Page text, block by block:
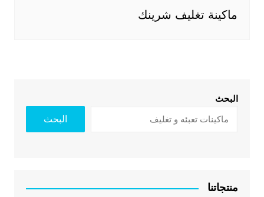
ماكينة تغليف شرينك
البحث
البحث
منتجاتنا